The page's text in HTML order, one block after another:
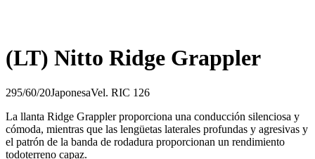
(LT) Nitto Ridge Grappler
295/60/20JaponesaVel. RIC 126
La llanta Ridge Grappler proporciona una conducción silenciosa y
cómoda, mientras que las lengüetas laterales profundas y agresivas y
el patrón de la banda de rodadura proporcionan un rendimiento
todoterreno capaz.